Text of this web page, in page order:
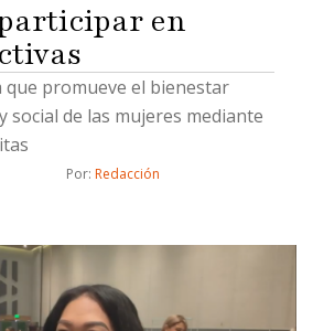
en
que promueve el bienestar
social de las mujeres mediante
Por: Redacción